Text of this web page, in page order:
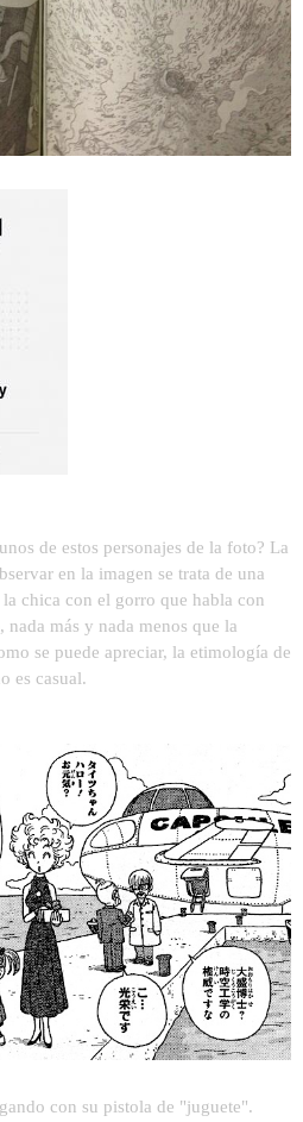
de estos personajes de la foto? La
en la imagen se trata de una
chica con el gorro que habla con
nada más y nada menos que la
se puede apreciar, la etimología de
es casual.
con su pistola de "juguete".